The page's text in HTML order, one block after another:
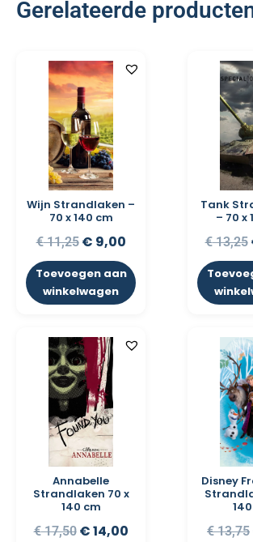
Gerelateerde
Wijn Strandlaken –
70 x 140 cm
€11,25 € 9,00
Toevoegen aan
winkelwagen
Tank
– 70 x
€13,25
Annabelle
Strandlaken 70 x
140 cm
€17,50 €14,00
Disney
€13,75